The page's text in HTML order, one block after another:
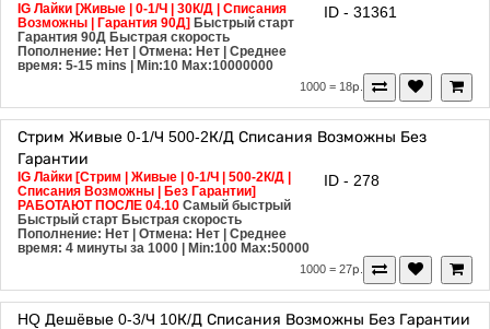
IG Лайки [Живые | 0-1/Ч | 30К/Д | Списания
Возможны | Гарантия 90Д] Быстрый старт
Гарантия 90Д Быстрая скорость
Пополнение: Нет | Отмена: Нет | Среднее
время: 5-15 mins
| Min:10 Max:10000000
ID - 31361
1000 = 18р.
Стрим Живые 0-1/Ч 500-2К/Д Списания Возможны Без
Гарантии
IG Лайки [Стрим | Живые | 0-1/Ч | 500-2К/Д |
Списания Возможны | Без Гарантии]
РАБОТАЮТ ПОСЛЕ 04.10 Самый быстрый
Быстрый старт Быстрая скорость
Пополнение: Нет | Отмена: Нет | Среднее
время: 4 минуты за 1000
| Min:100 Max:50000
ID - 278
1000 = 27р.
HQ Дешёвые 0-3/Ч 10К/Д Списания Возможны Без Гарантии